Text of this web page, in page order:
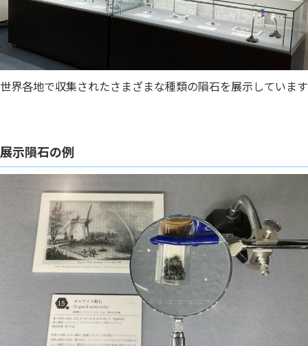
世界各地で収集されたさまざまな種類の隕石を展示しています
展示隕石の例